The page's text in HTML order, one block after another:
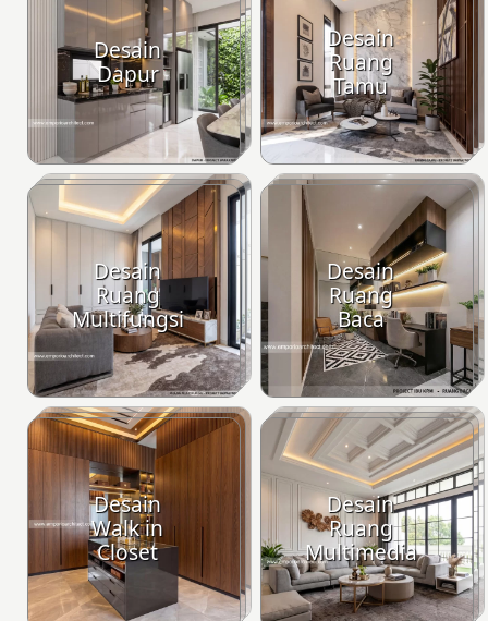
Desain
Dapur
Desain
Ruang
Tamu
Desain
Ruang
Multifungsi
Desain
Ruang
Baca
Desain
Walk in
Closet
Desain
Ruang
Multimedia